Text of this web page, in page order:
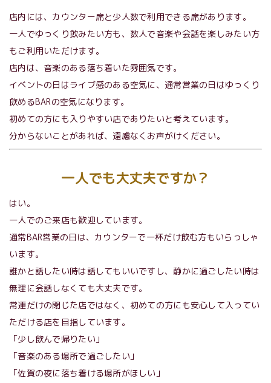
店内には、カウンター席と少人数で利用できる席があります。
一人でゆっくり飲みたい方も、数人で音楽や会話を楽しみたい方
もご利用いただけます。
店内は、音楽のある落ち着いた雰囲気です。
イベントの日はライブ感のある空気に、通常営業の日はゆっくり
飲めるBARの空気になります。
初めての方にも入りやすい店でありたいと考えています。
分からないことがあれば、遠慮なくお声がけください。
一人でも大丈夫ですか？
はい。
一人でのご来店も歓迎しています。
通常BAR営業の日は、カウンターで一杯だけ飲む方もいらっしゃ
います。
誰かと話したい時は話してもいいですし、静かに過ごしたい時は
無理に会話しなくても大丈夫です。
常連だけの閉じた店ではなく、初めての方にも安心して入ってい
ただける店を目指しています。
「少し飲んで帰りたい」
「音楽のある場所で過ごしたい」
「佐賀の夜に落ち着ける場所がほしい」